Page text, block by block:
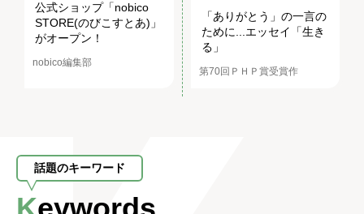
公式ショップ「nobico
STORE(のびこすとあ)」
がオープン！
nobico編集部
「ありがとう」の一言の
ために...エッセイ「生き
る」
第70回ＰＨＰ賞受賞作
話題のキーワード